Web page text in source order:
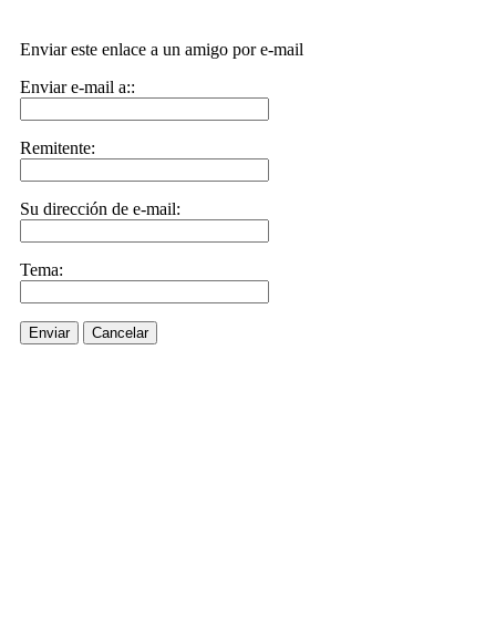
Enviar este enlace a un amigo por e-mail
Enviar e-mail a::
Remitente:
Su dirección de e-mail:
Tema:
Enviar Cancelar